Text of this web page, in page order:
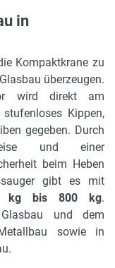
in
Kompaktkrane zu
überzeugen.
wird direkt am
Kippen,
gegeben. Durch
und einer
beim Heben
gibt es mit
kg bis 800 kg.
und dem
sowie in